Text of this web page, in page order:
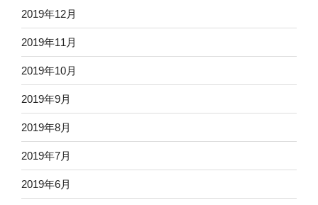
2019年12月
2019年11月
2019年10月
2019年9月
2019年8月
2019年7月
2019年6月